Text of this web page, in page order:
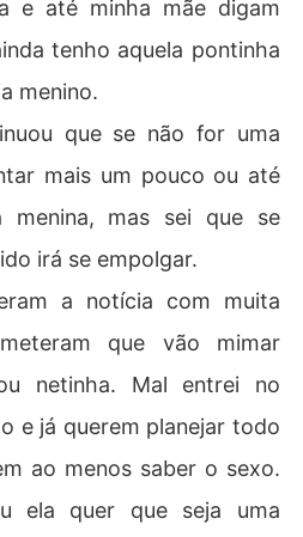
Will tem uma filha ele está cr
linda em sua vida, mais
perderia a aposta e teria que f
por um ano, ele já mais imag
levá-lo!!!!!
e até minha mãe digam
tenho aquela pontinha
menino.
que se não for uma
mais um pouco ou até
menina, mas sei que se
irá se empolgar.
a notícia com muita
que vão mimar
netinha. Mal entrei no
e já querem planejar todo
ao menos saber o sexo.
ela quer que seja uma